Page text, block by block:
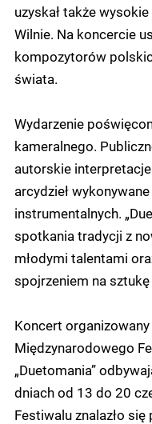
uzyskał także
Wilnie. Na koncercie
kompozytorów
świata.
Wydarzenie
kameralnego.
autorskie
arcydzieł
instrumentalnych.
spotkania tradycji z
młodymi talentami
spojrzeniem na
Koncert
Międzynarodowego
„Duetomania”
dniach od 13 do 20
Festiwalu znalazło